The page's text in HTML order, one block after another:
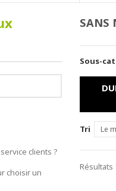
clients ?
choisir un
SANS
Sous-
Tri Le
Résultats